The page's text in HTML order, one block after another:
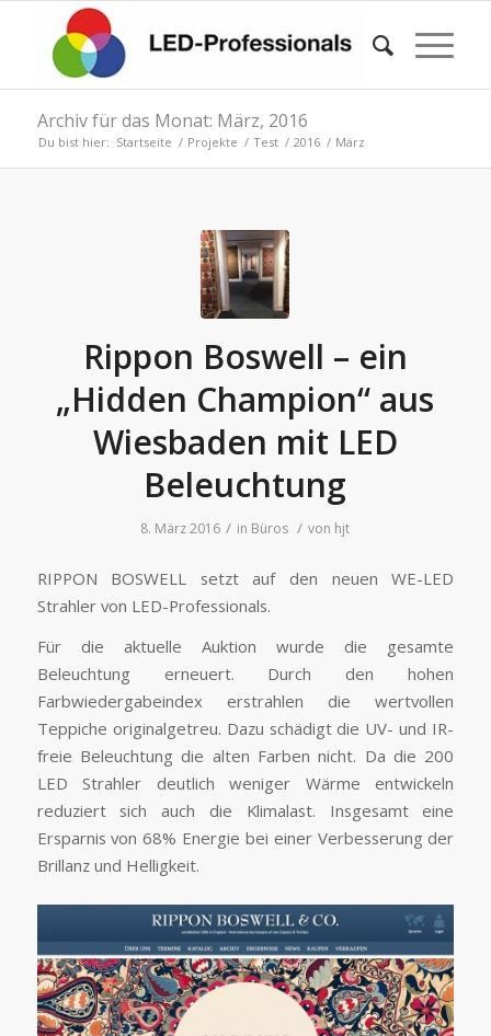
Archiv für das Monat: März, 2016
Du bist hier: Startseite / Projekte / Test / 2016 / März
Rippon Boswell – ein
„Hidden Champion“ aus
Wiesbaden mit LED
Beleuchtung
8. März 2016 / in Büros / von hjt
RIPPON BOSWELL setzt auf den neuen WE-LED
Strahler von LED-Professionals.
Für die aktuelle Auktion wurde die gesamte
Beleuchtung erneuert. Durch den hohen
Farbwiedergabeindex erstrahlen die wertvollen
Teppiche originalgetreu. Dazu schädigt die UV- und IR-
freie Beleuchtung die alten Farben nicht. Da die 200
LED Strahler deutlich weniger Wärme entwickeln
reduziert sich auch die Klimalast. Insgesamt eine
Ersparnis von 68% Energie bei einer Verbesserung der
Brillanz und Helligkeit.